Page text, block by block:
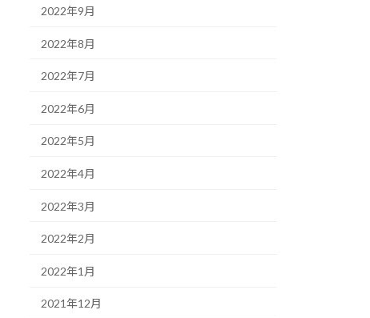
2022年9月
2022年8月
2022年7月
2022年6月
2022年5月
2022年4月
2022年3月
2022年2月
2022年1月
2021年12月